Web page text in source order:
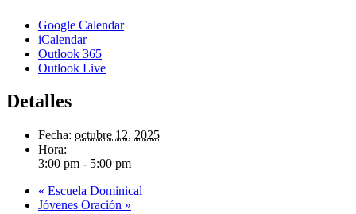
Google Calendar
iCalendar
Outlook 365
Outlook Live
Detalles
Fecha: octubre 12, 2025
Hora:
3:00 pm - 5:00 pm
« Escuela Dominical
Jóvenes Oración »